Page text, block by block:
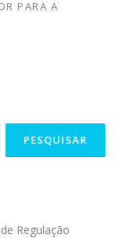
PARA A
Regulação